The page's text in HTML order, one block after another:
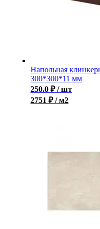
Напольная
300*300*11 мм
250.0 ₽ / шт
2751 ₽ / м2